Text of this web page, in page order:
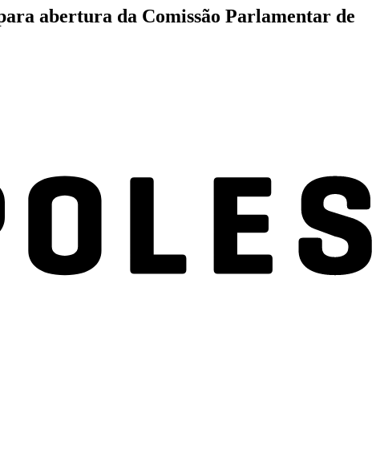
abertura da Comissão Parlamentar de